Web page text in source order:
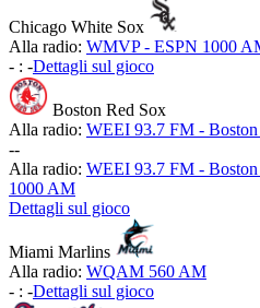
Chicago White Sox
Alla radio: WMVP - ESPN 1000
- : -Dettagli sul gioco
Boston Red Sox
Alla radio: WEEI 93.7 FM -
--
Alla radio: WEEI 93.7 FM -
1000 AM
Dettagli sul gioco
Miami Marlins
Alla radio: WQAM 560 AM
- : -Dettagli sul gioco